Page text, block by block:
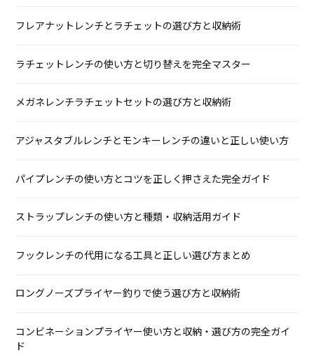
フレアナットレンチとラチェットの選び方と収納術
ラチェットレンチの使い方と切り替えを完全マスター
メガネレンチラチェットセットの選び方と収納術
アジャスタブルレンチとモンキーレンチの違いと正しい使い方
パイプレンチの使い方とコツを正しく押さえた完全ガイド
ストラップレンチの使い方と種類・収納活用ガイド
フックレンチの代用になる工具と正しい選び方まとめ
ロングノーズプライヤー釣りで使う選び方と収納術
コンビネーションプライヤー使い方と収納・選び方の完全ガイ
ド